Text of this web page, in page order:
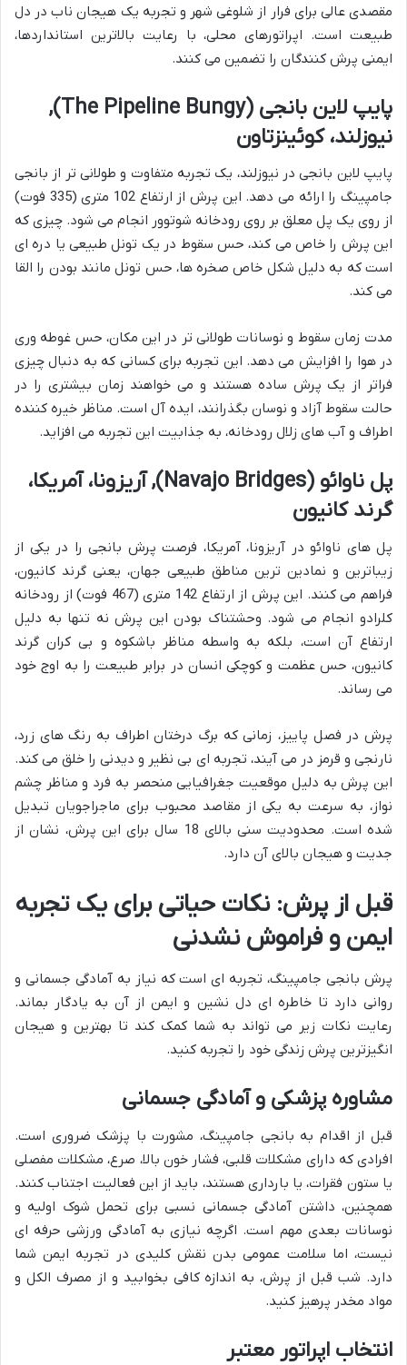
مقصدی عالی برای فرار از شلوغی شهر و تجربه یک هیجان ناب در دل
طبیعت است. اپراتورهای محلی، با رعایت بالاترین استانداردها،
ایمنی پرش کنندگان را تضمین می کنند.
پایپ لاین بانجی (The Pipeline Bungy),
نیوزلند، کوئینزتاون
پایپ لاین بانجی در نیوزلند، یک تجربه متفاوت و طولانی تر از بانجی
جامپینگ را ارائه می دهد. این پرش از ارتفاع 102 متری (335 فوت)
از روی یک پل معلق بر روی رودخانه شوتوور انجام می شود. چیزی که
این پرش را خاص می کند، حس سقوط در یک تونل طبیعی یا دره ای
است که به دلیل شکل خاص صخره ها، حس تونل مانند بودن را القا
می کند.
مدت زمان سقوط و نوسانات طولانی تر در این مکان، حس غوطه وری
در هوا را افزایش می دهد. این تجربه برای کسانی که به دنبال چیزی
فراتر از یک پرش ساده هستند و می خواهند زمان بیشتری را در
حالت سقوط آزاد و نوسان بگذرانند، ایده آل است. مناظر خیره کننده
اطراف و آب های زلال رودخانه، به جذابیت این تجربه می افزاید.
پل ناوائو (Navajo Bridges), آریزونا، آمریکا،
گرند کانیون
پل های ناوائو در آریزونا، آمریکا، فرصت پرش بانجی را در یکی از
زیباترین و نمادین ترین مناطق طبیعی جهان، یعنی گرند کانیون،
فراهم می کنند. این پرش از ارتفاع 142 متری (467 فوت) از رودخانه
کلرادو انجام می شود. وحشتناک بودن این پرش نه تنها به دلیل
ارتفاع آن است، بلکه به واسطه مناظر باشکوه و بی کران گرند
کانیون، حس عظمت و کوچکی انسان در برابر طبیعت را به اوج خود
می رساند.
پرش در فصل پاییز، زمانی که برگ درختان اطراف به رنگ های زرد،
نارنجی و قرمز در می آیند، تجربه ای بی نظیر و دیدنی را خلق می کند.
این پرش به دلیل موقعیت جغرافیایی منحصر به فرد و مناظر چشم
نواز، به سرعت به یکی از مقاصد محبوب برای ماجراجویان تبدیل
شده است. محدودیت سنی بالای 18 سال برای این پرش، نشان از
جدیت و هیجان بالای آن دارد.
قبل از پرش: نکات حیاتی برای یک تجربه
ایمن و فراموش نشدنی
پرش بانجی جامپینگ، تجربه ای است که نیاز به آمادگی جسمانی و
روانی دارد تا خاطره ای دل نشین و ایمن از آن به یادگار بماند.
رعایت نکات زیر می تواند به شما کمک کند تا بهترین و هیجان
انگیزترین پرش زندگی خود را تجربه کنید.
مشاوره پزشکی و آمادگی جسمانی
قبل از اقدام به بانجی جامپینگ، مشورت با پزشک ضروری است.
افرادی که دارای مشکلات قلبی، فشار خون بالا، صرع، مشکلات مفصلی
یا ستون فقرات، یا بارداری هستند، باید از این فعالیت اجتناب کنند.
همچنین، داشتن آمادگی جسمانی نسبی برای تحمل شوک اولیه و
نوسانات بعدی مهم است. اگرچه نیازی به آمادگی ورزشی حرفه ای
نیست، اما سلامت عمومی بدن نقش کلیدی در تجربه ایمن شما
دارد. شب قبل از پرش، به اندازه کافی بخوابید و از مصرف الکل و
مواد مخدر پرهیز کنید.
انتخاب اپراتور معتبر